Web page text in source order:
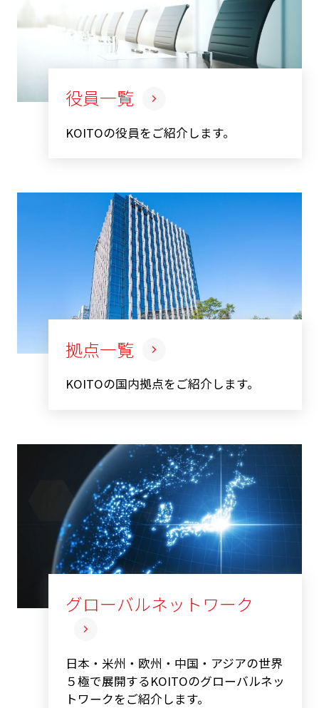
役員一覧
KOITOの役員をご紹介します。
拠点一覧
KOITOの国内拠点をご紹介します。
グローバルネットワーク
日本・米州・欧州・中国・アジアの世界
５極で展開するKOITOのグローバルネッ
トワークをご紹介します。